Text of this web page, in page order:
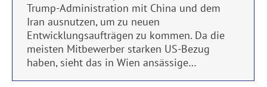
Trump-Administration mit China und dem
Iran ausnutzen, um zu neuen
Entwicklungsaufträgen zu kommen. Da die
meisten Mitbewerber starken US-Bezug
haben, sieht das in Wien ansässige…